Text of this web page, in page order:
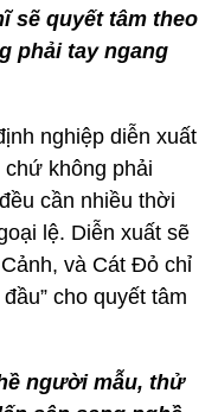
sẽ quyết tâm theo
phải tay ngang
nghiệp diễn xuất
không phải
cần nhiều thời
lệ. Diễn xuất sẽ
và Cát Đỏ chỉ
cho quyết tâm
người mẫu, thử